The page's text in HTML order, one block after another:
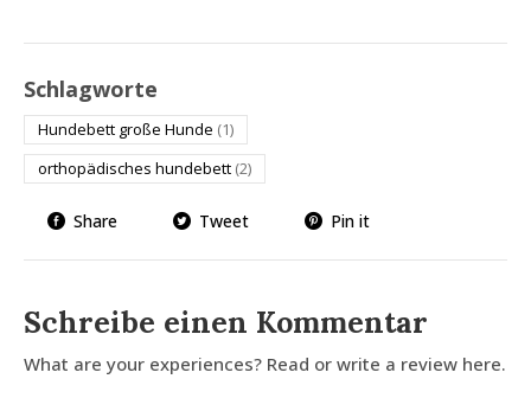
Schlagworte
Hundebett große Hunde (1)
orthopädisches hundebett (2)
Share Tweet Pin it
Schreibe einen Kommentar
What are your experiences? Read or write a review here.